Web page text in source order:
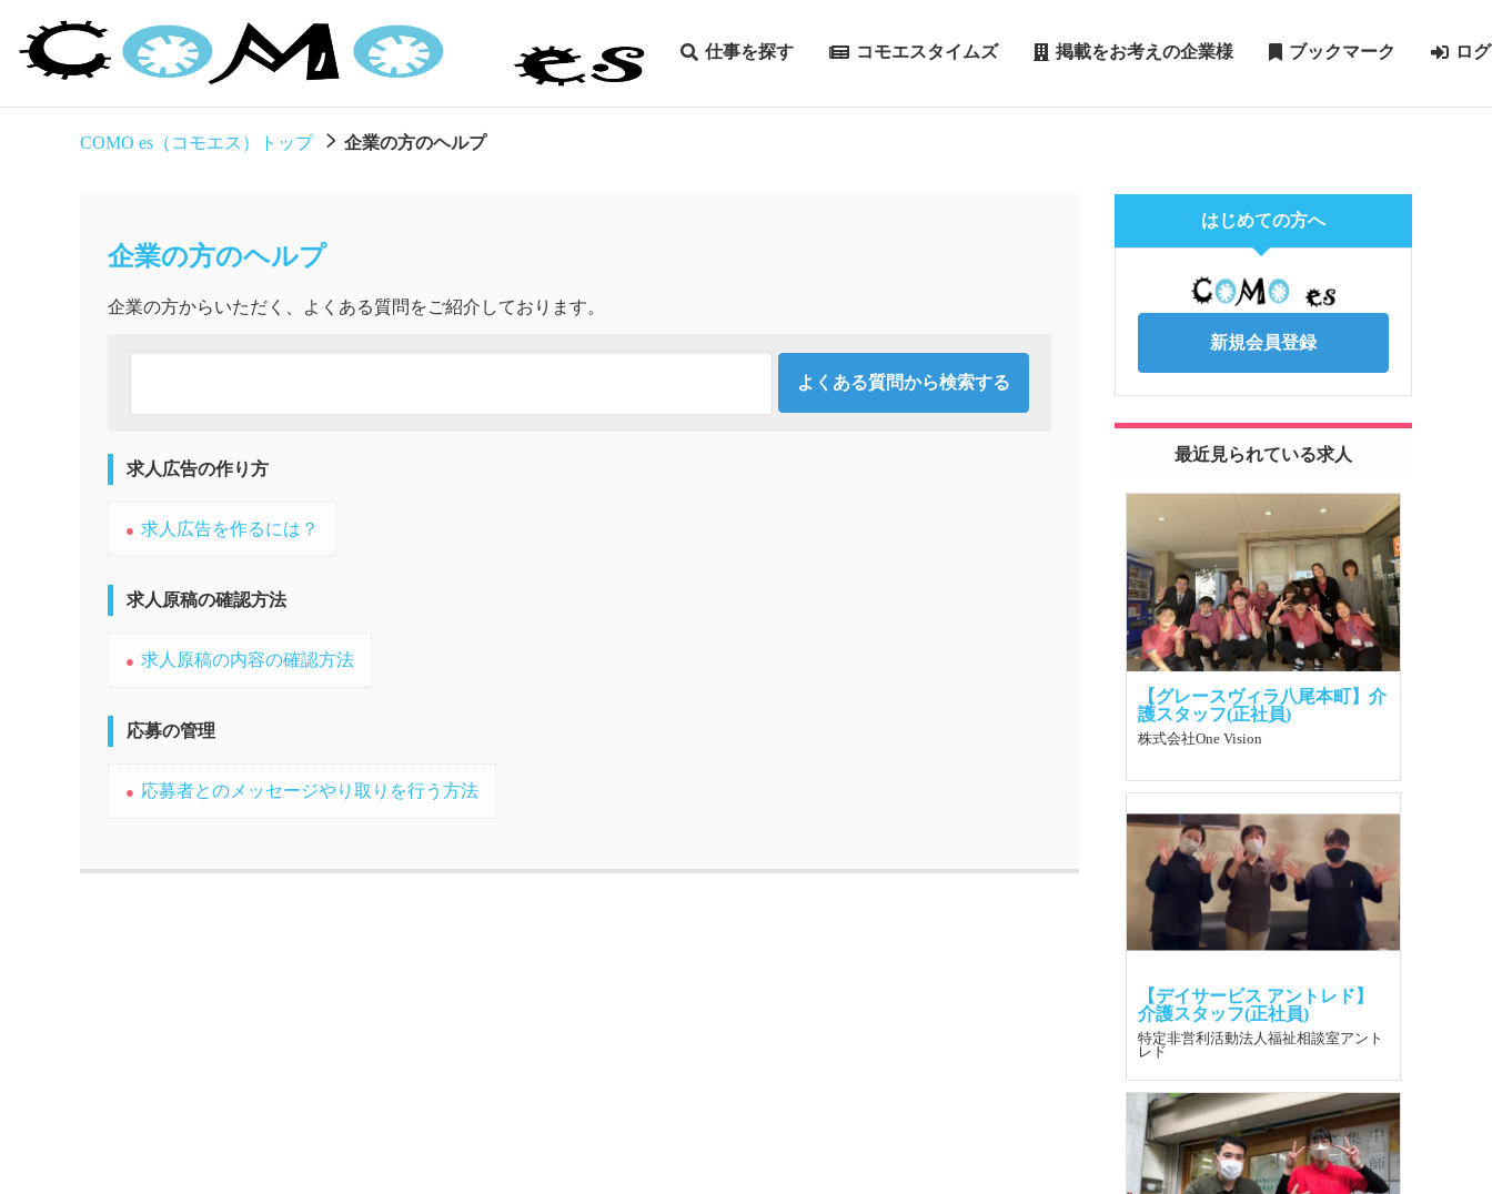
仕事を探す コモエスタイムズ 掲載をお考えの企業様 ブックマーク ロ
COMO es（コモエス）トップ 企業の方のヘルプ
企業の方のヘルプ
企業の方からいただく、よくある質問をご紹介しております。
求人広告の作り方
求人広告を作るには？
求人原稿の確認方法
求人原稿の内容の確認方法
応募の管理
応募者とのメッセージやり取りを行う方法
はじめての方へ
新規会員登録
最近見られている求人
【グレースヴィラ八尾本町】介
護スタッフ(正社員)
株式会社One Vision
【デイサービス アントレド】
介護スタッフ(正社員)
特定非営利活動法人福祉相談室アント
レド